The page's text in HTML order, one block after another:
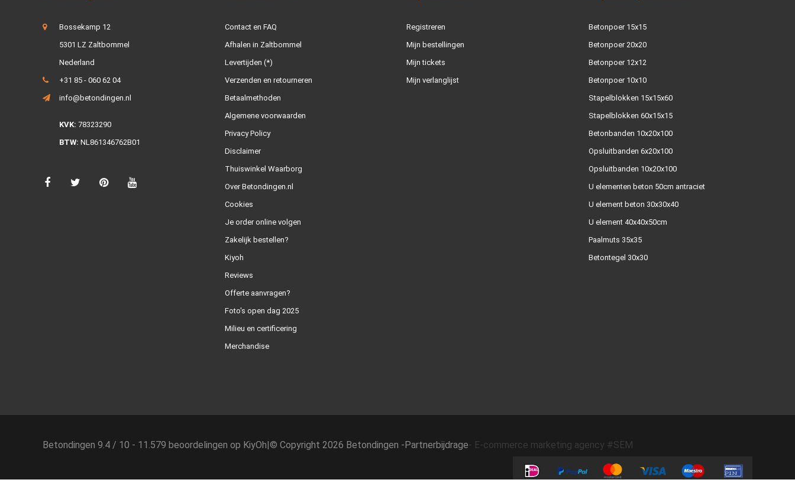
Bossekamp 12
5301 LZ Zaltbommel
Nederland
+31 85 - 060 62 04
info@betondingen.nl
KVK: 78323290
BTW: NL861346762B01
Contact en FAQ
Afhalen in Zaltbommel
Levertijden (*)
Verzenden en retourneren
Betaalmethoden
Algemene voorwaarden
Privacy Policy
Disclaimer
Thuiswinkel Waarborg
Over Betondingen.nl
Cookies
Je order online volgen
Zakelijk bestellen?
Kiyoh
Reviews
Offerte aanvragen?
Foto's open dag 2025
Milieu en certificering
Merchandise
Registreren
Mijn bestellingen
Mijn tickets
Mijn verlanglijst
Betonpoer 15x15
Betonpoer 20x20
Betonpoer 12x12
Betonpoer 10x10
Stapelblokken 15x15x60
Stapelblokken 60x15x15
Betonbanden 10x20x100
Opsluitbanden 6x20x100
Opsluitbanden 10x20x100
U elementen beton 50cm antraciet
U element beton 30x30x40
U element 40x40x50cm
Paalmuts 35x35
Betontegel 30x30
Betondingen 9.4 / 10 - 11.579 beoordelingen op KiyOh|© Copyright 2026 Betondingen -Partnerbijdrage- E-commerce marketing agency #SEM